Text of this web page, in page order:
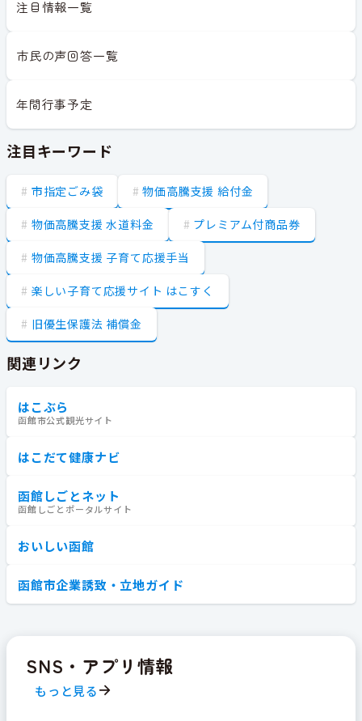
注目情報一覧
市民の声回答一覧
年間行事予定
注目キーワード
市指定ごみ袋 物価高騰支援 給付金
物価高騰支援 水道料金 プレミアム付商品券
物価高騰支援 子育て応援手当
楽しい子育て応援サイト はこすく
旧優生保護法 補償金
関連リンク
はこぶら
函館市公式観光サイト
はこだて健康ナビ
函館しごとネット
函館しごとポータルサイト
おいしい函館
函館市企業誘致・立地ガイド
SNS・アプリ情報
もっと見る